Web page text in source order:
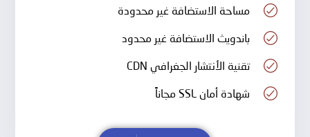
مساحة الاستضافة غير محدودة
باندويث الاستضافة غير محدود
تقنية الأنتشار الجغرافي CDN
شهادة أمان SSL مجاناً